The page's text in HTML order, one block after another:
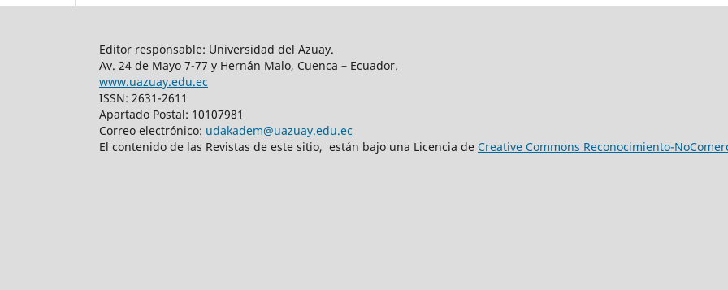
Editor responsable: Universidad del Azuay.
Av. 24 de Mayo 7-77 y Hernán Malo, Cuenca – Ecuador.
www.uazuay.edu.ec
ISSN: 2631-2611
Apartado Postal: 10107981
Correo electrónico: udakadem@uazuay.edu.ec
El contenido de las Revistas de este sitio, están bajo una Licencia de Creative Commons Reconocimiento-